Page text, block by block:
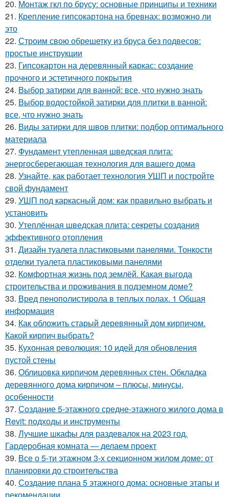
20. Монтаж гкл по брусу: основные принципы и техники
21. Крепление гипсокартона на бревнах: возможно ли
это
22. Строим свою обрешетку из бруса без подвесов:
простые инструкции
23. Гипсокартон на деревянный каркас: создание
прочного и эстетичного покрытия
24. Выбор затирки для ванной: все, что нужно знать
25. Выбор водостойкой затирки для плитки в ванной:
все, что нужно знать
26. Виды затирки для швов плитки: подбор оптимального
материала
27. Фундамент утепленная шведская плита:
энергосберегающая технология для вашего дома
28. Узнайте, как работает технология УШП и постройте
свой фундамент
29. УШП под каркасный дом: как правильно выбрать и
установить
30. Утеплённая шведская плита: секреты создания
эффективного отопления
31. Дизайн туалета пластиковыми панелями. Тонкости
отделки туалета пластиковыми панелями
32. Комфортная жизнь под землёй. Какая выгода
строительства и проживания в подземном доме?
33. Вред пенополистирола в теплых полах. 1 Общая
информация
34. Как обложить старый деревянный дом кирпичом.
Какой кирпич выбрать?
35. Кухонная революция: 10 идей для обновления
пустой стены
36. Облицовка кирпичом деревянных стен. Обкладка
деревянного дома кирпичом – плюсы, минусы,
особенности
37. Создание 5-этажного средне-этажного жилого дома в
Revit: подходы и инструменты
38. Лучшие шкафы для раздевалок на 2023 год.
Гардеробная комната — делаем проект
39. Все о 5-ти этажном 3-х секционном жилом доме: от
планировки до строительства
40. Создание плана 5 этажного дома: основные этапы и